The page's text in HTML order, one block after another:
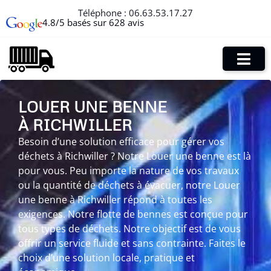
Téléphone : 06.63.53.17.27
4.8/5 basés sur 628 avis
LOUER UNE BENNE
À RICHWILLER
Besoin d’une solution efficace pour gérer vos
déchets à Richwiller ? Notre Louer une benne est là
pour vous. Peu importe la nature de vos travaux
ou la quantité de déchets à évacuer, notre Louer
une benne à Richwiller répond à toutes les
exigences. Notre flotte de bennes est conçue pour
tous types de déchets. Notre objectif est de vous
offrir un service fluide et sans contrainte. Faites le
choix d’une solution locale, pratique et